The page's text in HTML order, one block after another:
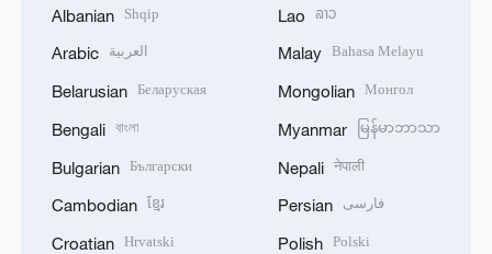
Albanian Shqip
Arabic العربية
Belarusian Беларуская
Bengali বাংলা
Bulgarian Български
Cambodian ខ្មែរ
Croatian Hrvatski
Lao ລາວ
Malay Bahasa Melayu
Mongolian Монгол
Myanmar မြန်မာဘာသာ
Nepali नेपाली
Persian فارسی
Polish Polski